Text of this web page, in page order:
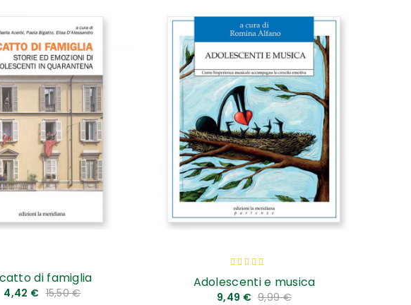
di famiglia
4,42 € 15,50 €
Valutazione:
Adolescenti e musica
9,49 € 9,99 €